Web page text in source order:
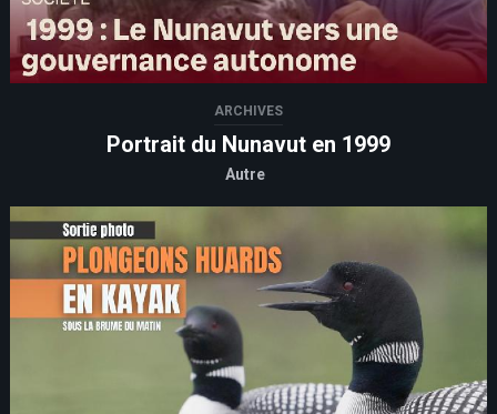
ARCHIVES
Portrait du Nunavut en 1999
Autre